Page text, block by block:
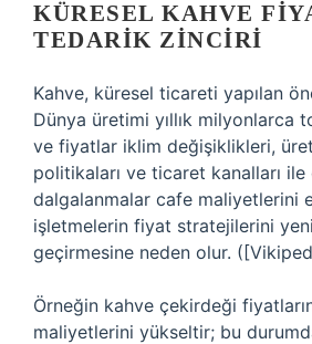
KÜRESEL KAHVE
TEDARIK ZINCIRI
Kahve, küresel ticareti yapılan
Dünya üretimi yıllık milyonlarca
ve fiyatlar iklim değişiklikleri,
politikaları ve ticaret kanalları ile
dalgalanmalar cafe maliyetlerini
işletmelerin fiyat stratejilerini
geçirmesine neden olur.
Örneğin kahve çekirdeği
maliyetlerini yükseltir; bu